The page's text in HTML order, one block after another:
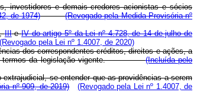
investidores e demais credores acionistas e sócios
de 1974)
(Revogado pela Medida Provisória nº
,IIIeIV do artigo 5º da Lei nº 4.728, de 14 de julho de
(Revogado pela Lei nº 1.4007, de 2020)
dos correspondentes créditos, direitos e ações, a
nos termos da legislação vigente.(Incluída pelo
se entender que as providências a serem
nº 909, de 2019)
(Revogado pela Lei nº 1.4007, de